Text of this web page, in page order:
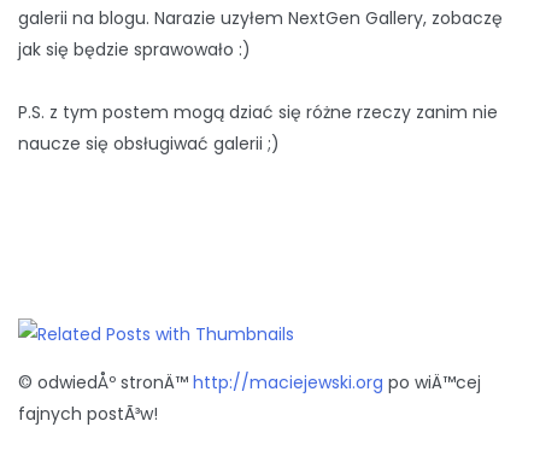
galerii na blogu. Narazie uzyłem NextGen Gallery, zobaczę
jak się będzie sprawowało :)
P.S. z tym postem mogą dziać się różne rzeczy zanim nie
naucze się obsługiwać galerii ;)
© odwiedÅº stronÄ™ http://maciejewski.org po wiÄ™cej
fajnych postÃ³w!